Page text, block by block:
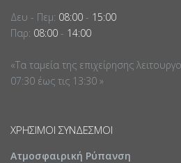
Δευ - Πεμ: 08:00 - 15:00
Παρ: 08:00 - 14:00
«Τα ταμεία της επιχείρησης
07:30 έως τις 13:30 »
ΧΡΉΣΙΜΟΙ ΣΎΝΔΕΣΜΟΙ
Ατμοσφαιρική Ρύπανση